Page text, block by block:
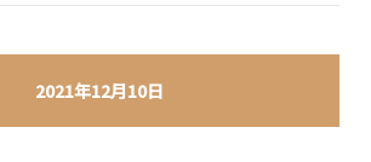
2021年12月10日